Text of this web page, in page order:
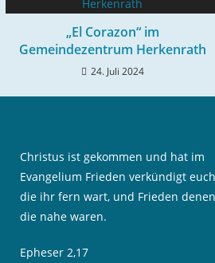
„El Corazon“ im
Gemeindezentrum Herkenrath
24. Juli 2024
Christus ist gekommen und hat im
Evangelium Frieden verkündigt
die ihr fern wart, und Frieden
die nahe waren.
Epheser 2,17